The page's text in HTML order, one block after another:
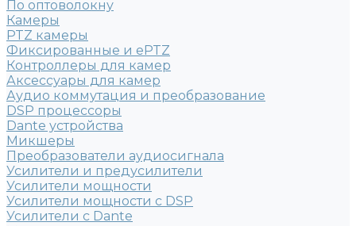
По оптоволокну
Камеры
PTZ камеры
Фиксированные и ePTZ
Контроллеры для камер
Аксессуары для камер
Аудио коммутация и преобразование
DSP процессоры
Dante устройства
Микшеры
Преобразователи аудиосигнала
Усилители и предусилители
Усилители мощности
Усилители мощности с DSP
Усилители с Dante